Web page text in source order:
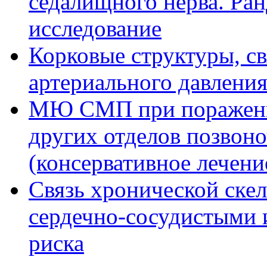
исследование
Корковые структуры,
артериального давления
МЮ СМП при
других отделов
(консервативное
Связь хронической
сердечно-
риска